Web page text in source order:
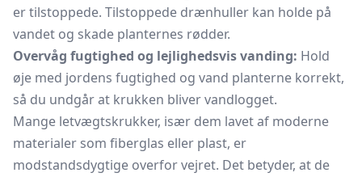
er tilstoppede. Tilstoppede drænhuller kan holde på
vandet og skade planternes rødder.
Overvåg fugtighed og lejlighedsvis vanding: Hold
øje med jordens fugtighed og vand planterne korrekt,
så du undgår at krukken bliver vandlogget.
Mange letvægtskrukker, især dem lavet af moderne
materialer som fiberglas eller plast, er
modstandsdygtige overfor vejret. Det betyder, at de